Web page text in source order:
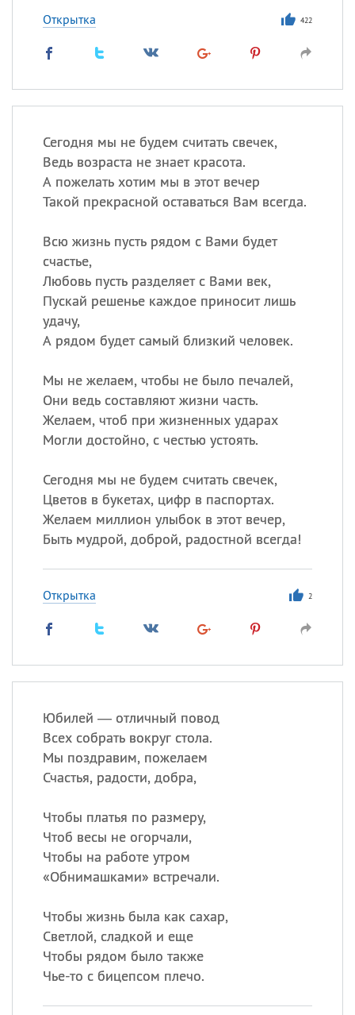
Открытка 422
Сегодня мы не будем считать свечек,
Ведь возраста не знает красота.
А пожелать хотим мы в этот вечер
Такой прекрасной оставаться Вам всегда.
Всю жизнь пусть рядом с Вами будет
счастье,
Любовь пусть разделяет с Вами век,
Пускай решенье каждое приносит лишь
удачу,
А рядом будет самый близкий человек.
Мы не желаем, чтобы не было печалей,
Они ведь составляют жизни часть.
Желаем, чтоб при жизненных ударах
Могли достойно, с честью устоять.
Сегодня мы не будем считать свечек,
Цветов в букетах, цифр в паспортах.
Желаем миллион улыбок в этот вечер,
Быть мудрой, доброй, радостной всегда!
Открытка 2
Юбилей — отличный повод
Всех собрать вокруг стола.
Мы поздравим, пожелаем
Счастья, радости, добра,
Чтобы платья по размеру,
Чтоб весы не огорчали,
Чтобы на работе утром
«Обнимашками» встречали.
Чтобы жизнь была как сахар,
Светлой, сладкой и еще
Чтобы рядом было также
Чье-то с бицепсом плечо.